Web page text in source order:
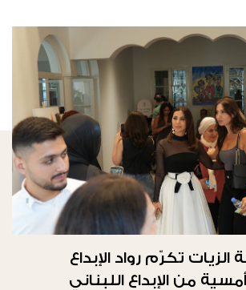
الزيات تكرّم رواد الإبداع
من الإبداع اللبناني